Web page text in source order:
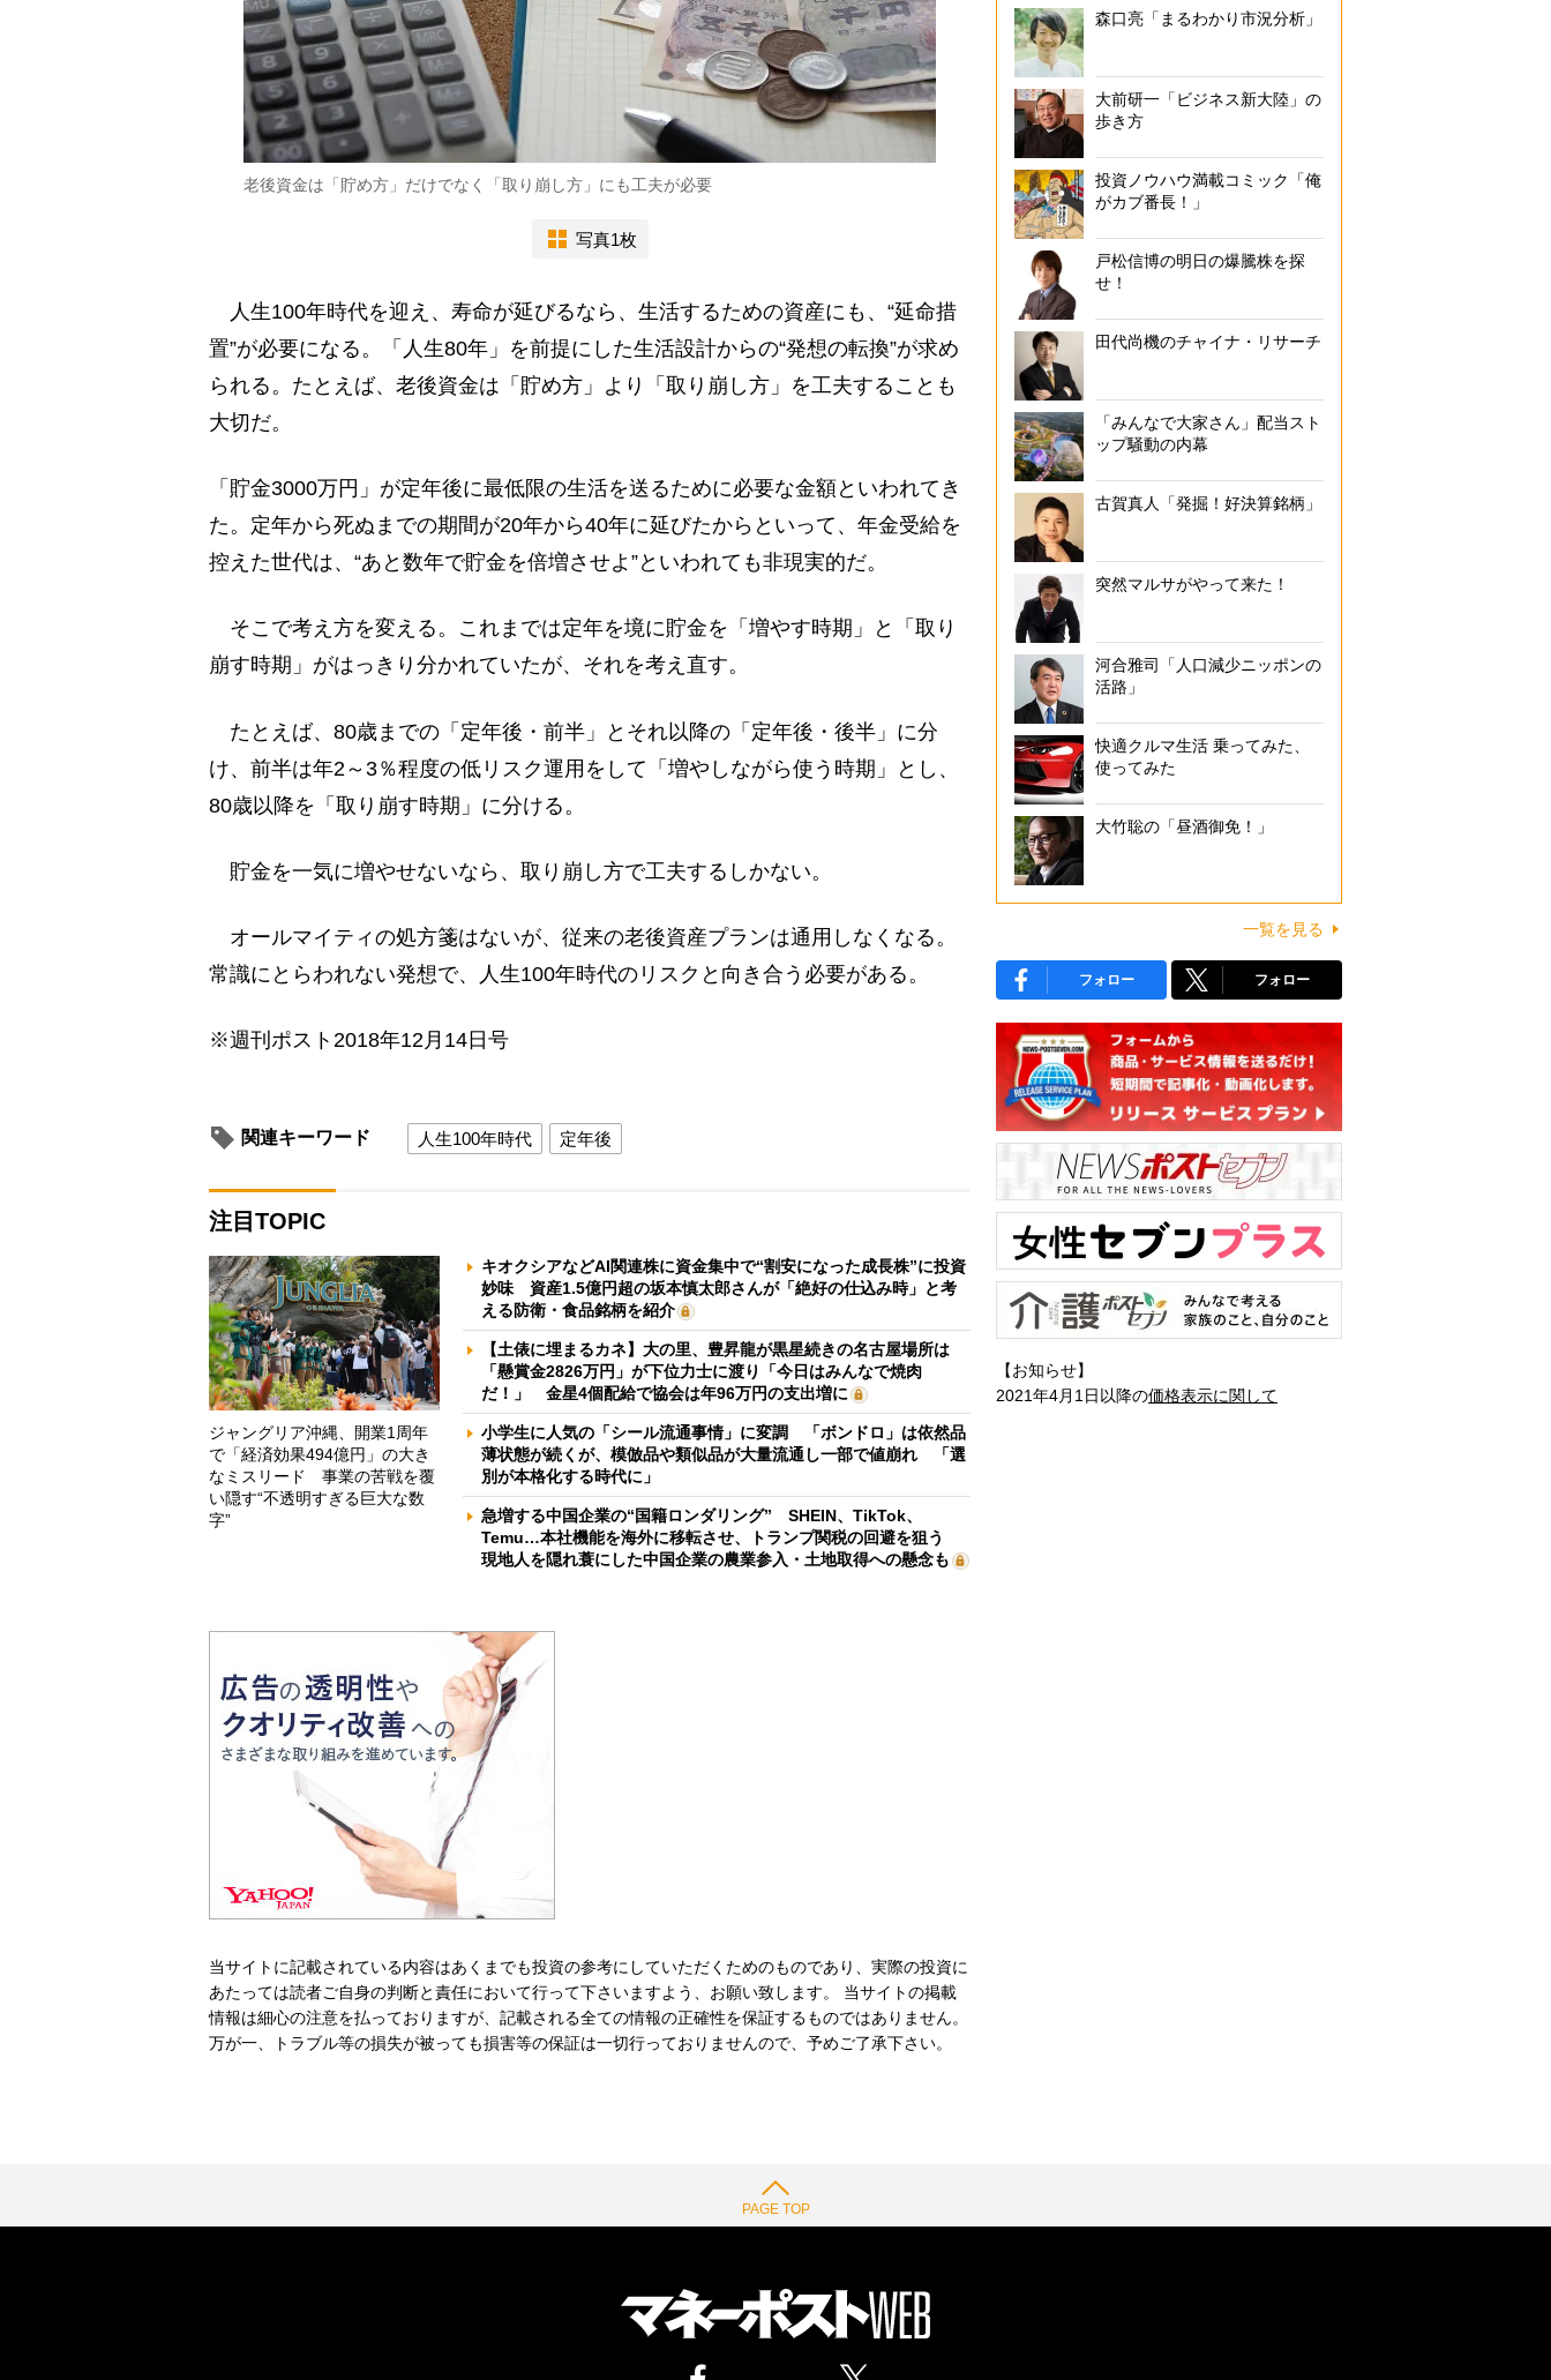
老後資金は「貯め方」だけでなく「取り崩し方」にも工夫が必要
写真1枚
人生100年時代を迎え、寿命が延びるなら、生活するための資産にも、“延命措
置”が必要になる。「人生80年」を前提にした生活設計からの“発想の転換”が求め
られる。たとえば、老後資金は「貯め方」より「取り崩し方」を工夫することも
大切だ。
「貯金3000万円」が定年後に最低限の生活を送るために必要な金額といわれてき
た。定年から死ぬまでの期間が20年から40年に延びたからといって、年金受給を
控えた世代は、“あと数年で貯金を倍増させよ”といわれても非現実的だ。
そこで考え方を変える。これまでは定年を境に貯金を「増やす時期」と「取り
崩す時期」がはっきり分かれていたが、それを考え直す。
たとえば、80歳までの「定年後・前半」とそれ以降の「定年後・後半」に分
け、前半は年2～3％程度の低リスク運用をして「増やしながら使う時期」とし、
80歳以降を「取り崩す時期」に分ける。
貯金を一気に増やせないなら、取り崩し方で工夫するしかない。
オールマイティの処方箋はないが、従来の老後資産プランは通用しなくなる。
常識にとらわれない発想で、人生100年時代のリスクと向き合う必要がある。
※週刊ポスト2018年12月14日号
関連キーワード 人生100年時代 定年後
注目TOPIC
ジャングリア沖縄、開業1周年
で「経済効果494億円」の大き
なミスリード 事業の苦戦を覆
い隠す“不透明すぎる巨大な数
字”
キオクシアなどAI関連株に資金集中で“割安になった成長株”に投資
妙味 資産1.5億円超の坂本慎太郎さんが「絶好の仕込み時」と考
える防衛・食品銘柄を紹介
【土俵に埋まるカネ】大の里、豊昇龍が黒星続きの名古屋場所は
「懸賞金2826万円」が下位力士に渡り「今日はみんなで焼肉
だ！」 金星4個配給で協会は年96万円の支出増に
小学生に人気の「シール流通事情」に変調 「ボンドロ」は依然品
薄状態が続くが、模倣品や類似品が大量流通し一部で値崩れ 「選
別が本格化する時代に」
急増する中国企業の“国籍ロンダリング” SHEIN、TikTok、
Temu…本社機能を海外に移転させ、トランプ関税の回避を狙う
現地人を隠れ蓑にした中国企業の農業参入・土地取得への懸念も
当サイトに記載されている内容はあくまでも投資の参考にしていただくためのものであり、実際の投資に
あたっては読者ご自身の判断と責任において行って下さいますよう、お願い致します。 当サイトの掲載
情報は細心の注意を払っておりますが、記載される全ての情報の正確性を保証するものではありません。
万が一、トラブル等の損失が被っても損害等の保証は一切行っておりませんので、予めご了承下さい。
森口亮「まるわかり市況分析」
大前研一「ビジネス新大陸」の
歩き方
投資ノウハウ満載コミック「俺
がカブ番長！」
戸松信博の明日の爆騰株を探
せ！
田代尚機のチャイナ・リサーチ
「みんなで大家さん」配当スト
ップ騒動の内幕
古賀真人「発掘！好決算銘柄」
突然マルサがやって来た！
河合雅司「人口減少ニッポンの
活路」
快適クルマ生活 乗ってみた、
使ってみた
大竹聡の「昼酒御免！」
一覧を見る
フォロー フォロー
【お知らせ】
2021年4月1日以降の価格表示に関して
PAGE TOP